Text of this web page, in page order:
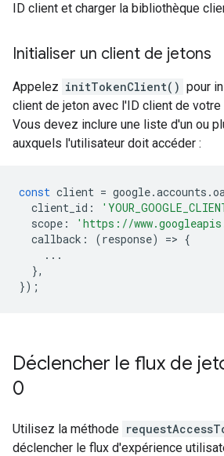
ID client et charger la bibliothèque
Initialiser un client de jetons
Appelez initTokenClient() pour
client de jeton avec l'ID client de votre
Vous devez inclure une liste d'un ou
auxquels l'utilisateur doit accéder :
const client = google.accounts .
client_id :
scope :
'https://
callback : (response) => {
...
},
});
Déclencher le flux de
0
Utilisez la méthode
déclencher le flux d'expérience